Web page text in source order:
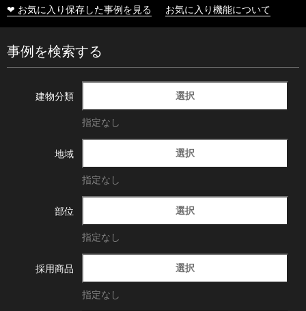
❤ お気に入り保存した事例を見る お気に入り機能について
事例を検索する
建物分類 選択
指定なし
地域 選択
指定なし
部位 選択
指定なし
採用商品 選択
指定なし